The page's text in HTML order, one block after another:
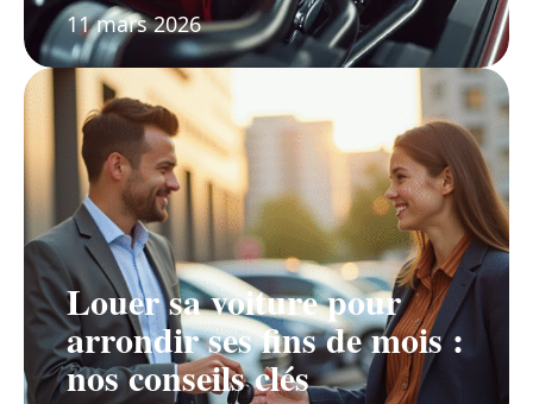
11 mars 2026
Louer sa voiture pour
arrondir ses fins de mois :
nos conseils clés